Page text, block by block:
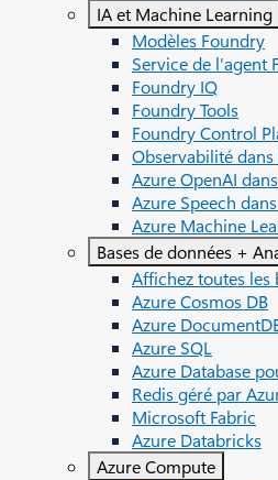
IA et Machine Learning
Modèles Foundry
Service de l'agent
Foundry IQ
Foundry Tools
Foundry Control
Observabilité
Azure OpenAI
Azure Speech
Azure Machine
Bases de données +
Affichez toutes les
Azure Cosmos DB
Azure
Azure SQL
Azure Database
Redis géré par
Microsoft Fabric
Azure Databricks
Azure Compute